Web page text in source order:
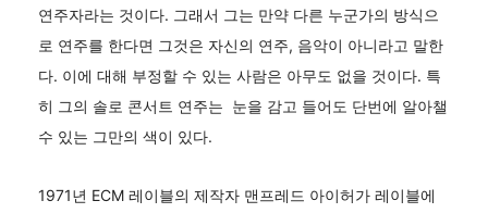
연주자라는 것이다. 그래서 그는 만약 다른 누군가의 방식으
로 연주를 한다면 그것은 자신의 연주, 음악이 아니라고 말한
다. 이에 대해 부정할 수 있는 사람은 아무도 없을 것이다. 특
히 그의 솔로 콘서트 연주는 눈을 감고 들어도 단번에 알아챌
수 있는 그만의 색이 있다.
1971년 ECM 레이블의 제작자 맨프레드 아이허가 레이블에